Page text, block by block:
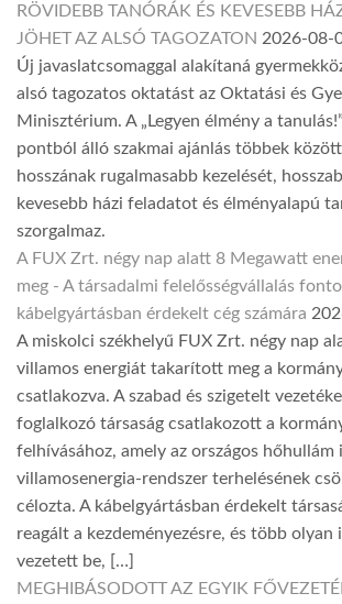
RÖVIDEBB TANÓRÁK ÉS KEVESEBB
JÖHET AZ ALSÓ TAGOZATON 2026-08-
Új javaslatcsomaggal alakítaná
alsó tagozatos oktatást az Oktatási és
Minisztérium. A „Legyen élmény a
pontból álló szakmai ajánlás többek
hosszának rugalmasabb kezelését,
kevesebb házi feladatot és élményalapú
szorgalmaz.
A FUX Zrt. négy nap alatt 8 Megawatt
meg - A társadalmi felelősségvállalás
kábelgyártásban érdekelt cég számára
A miskolci székhelyű FUX Zrt. négy nap
villamos energiát takarított meg a
csatlakozva. A szabad és szigetelt
foglalkozó társaság csatlakozott a
felhívásához, amely az országos hőhullám
villamosenergia-rendszer terhelésének
célozta. A kábelgyártásban érdekelt
reagált a kezdeményezésre, és több olyan
vezetett be, […]
MEGHIBÁSODOTT AZ EGYIK